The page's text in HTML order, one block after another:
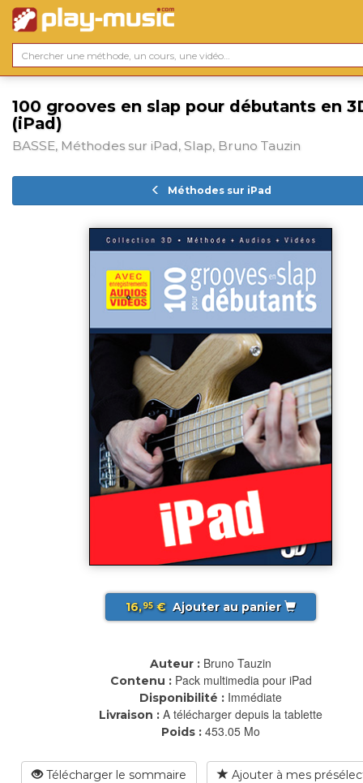
100 grooves en slap pour débutants en
(iPad)
BASSE, Méthodes sur iPad, Slap, Bruno Tauzin
Méthodes sur iPad
16,95€ Ajouter au panier
Auteur : Bruno Tauzin
Contenu : Pack multimedia pour iPad
Disponibilité : Immédiate
Livraison : A télécharger depuis la tablette
Poids : 453.05 Mo
Télécharger le sommaire Ajouter à mes